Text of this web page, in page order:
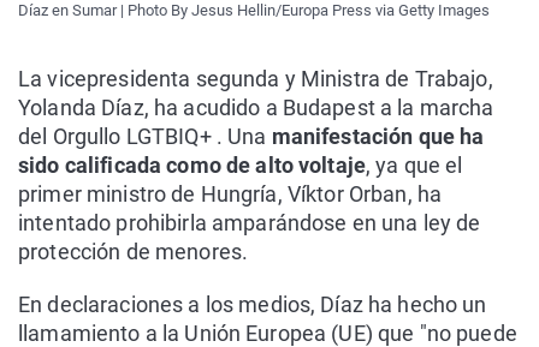
Díaz en Sumar | Photo By Jesus Hellin/Europa Press via Getty Images
La vicepresidenta segunda y Ministra de Trabajo,
Yolanda Díaz, ha acudido a Budapest a la marcha
del Orgullo LGTBIQ+ . Una manifestación que ha
sido calificada como de alto voltaje, ya que el
primer ministro de Hungría, Víktor Orban, ha
intentado prohibirla amparándose en una ley de
protección de menores.
En declaraciones a los medios, Díaz ha hecho un
llamamiento a la Unión Europea (UE) que "no puede